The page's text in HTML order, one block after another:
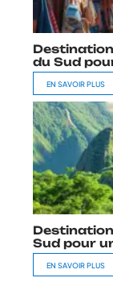
du Sud
EN SAVOIR PLUS
Sud pour
EN SAVOIR PLUS